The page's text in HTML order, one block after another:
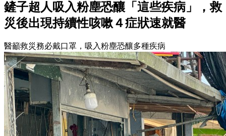
鏟子超人吸入粉塵恐釀「這些疾病」，救
災後出現持續性咳嗽４症狀速就醫
醫籲救災務必戴口罩，吸入粉塵恐釀多種疾病